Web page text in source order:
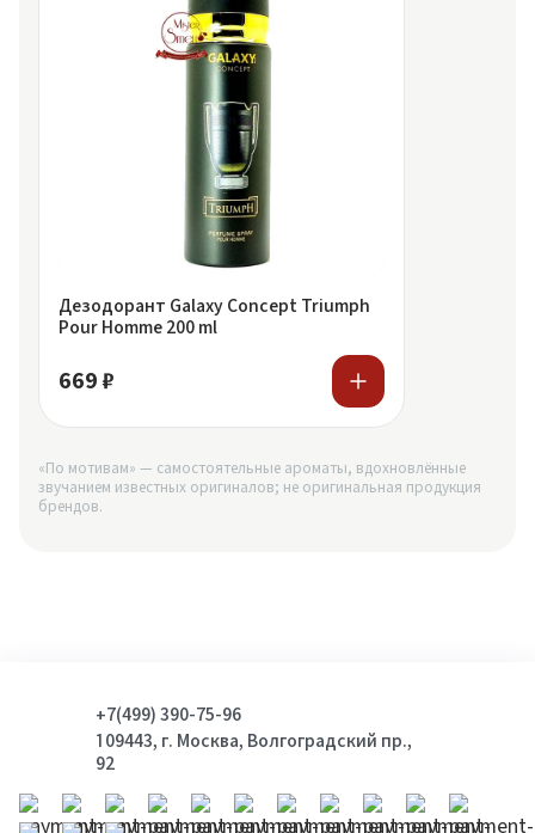
Дезодорант Galaxy Concept Triumph
Pour Homme 200 ml
669 ₽
«По мотивам» — самостоятельные ароматы, вдохновлённые
звучанием известных оригиналов; не оригинальная продукция
брендов.
+7(499) 390-75-96
109443, г. Москва, Волгоградский пр.,
92